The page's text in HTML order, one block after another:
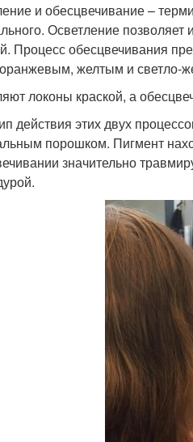
и обесцвечивание –
Осветление позволяет
Процесс обесцвечивания
желтым и светло-
локоны краской, а
действия этих двух
порошком. Пигмент
значительно